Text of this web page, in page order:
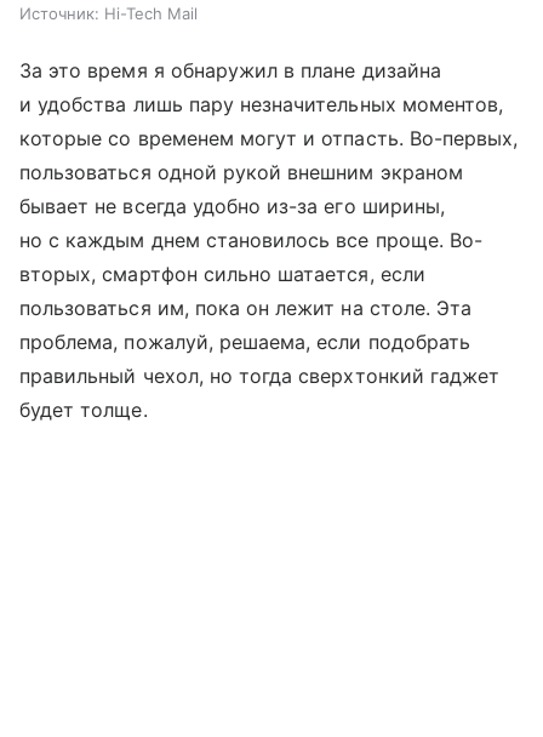
Источник: Hi-Tech Mail
За это время я обнаружил в плане дизайна
и удобства лишь пару незначительных моментов,
которые со временем могут и отпасть. Во-первых,
пользоваться одной рукой внешним экраном
бывает не всегда удобно из-за его ширины,
но с каждым днем становилось все проще. Во-
вторых, смартфон сильно шатается, если
пользоваться им, пока он лежит на столе. Эта
проблема, пожалуй, решаема, если подобрать
правильный чехол, но тогда сверхтонкий гаджет
будет толще.